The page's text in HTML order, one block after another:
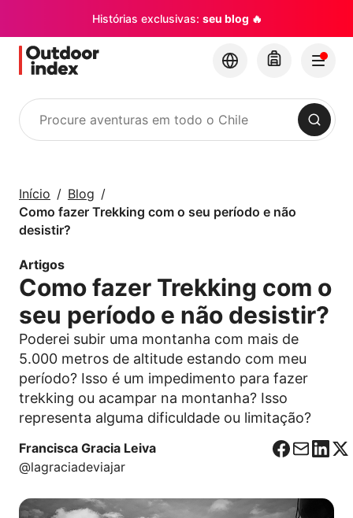
Histórias exclusivas: seu blog 🔥
Procurar
Início
Blog
Como fazer Trekking com o seu período e não
desistir?
Artigos
Como fazer Trekking com o
seu período e não desistir?
Poderei subir uma montanha com mais de
5.000 metros de altitude estando com meu
período? Isso é um impedimento para fazer
trekking ou acampar na montanha? Isso
representa alguma dificuldade ou limitação?
Francisca Gracia Leiva
@lagraciadeviajar
F
c
e
C
r
r
L
n
X
seus cantos com a
Outdoor Index